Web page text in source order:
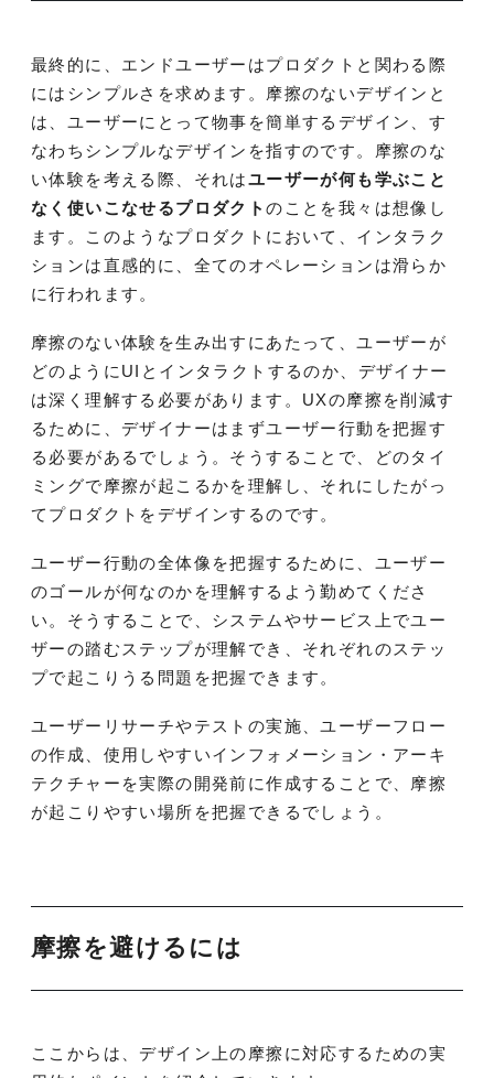
最終的に、エンドユーザーはプロダクトと関わる際
にはシンプルさを求めます。摩擦のないデザインと
は、ユーザーにとって物事を簡単するデザイン、す
なわちシンプルなデザインを指すのです。摩擦のな
い体験を考える際、それはユーザーが何も学ぶこと
なく使いこなせるプロダクトのことを我々は想像し
ます。このようなプロダクトにおいて、インタラク
ションは直感的に、全てのオペレーションは滑らか
に行われます。
摩擦のない体験を生み出すにあたって、ユーザーが
どのようにUIとインタラクトするのか、デザイナー
は深く理解する必要があります。UXの摩擦を削減す
るために、デザイナーはまずユーザー行動を把握す
る必要があるでしょう。そうすることで、どのタイ
ミングで摩擦が起こるかを理解し、それにしたがっ
てプロダクトをデザインするのです。
ユーザー行動の全体像を把握するために、ユーザー
のゴールが何なのかを理解するよう勤めてくださ
い。そうすることで、システムやサービス上でユー
ザーの踏むステップが理解でき、それぞれのステッ
プで起こりうる問題を把握できます。
ユーザーリサーチやテストの実施、ユーザーフロー
の作成、使用しやすいインフォメーション・アーキ
テクチャーを実際の開発前に作成することで、摩擦
が起こりやすい場所を把握できるでしょう。
摩擦を避けるには
ここからは、デザイン上の摩擦に対応するための実